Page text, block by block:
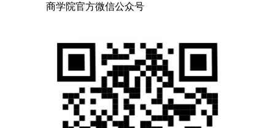
商学院官方微信公众号